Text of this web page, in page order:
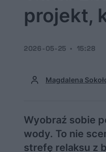
projekt,
Magdalena
2026-05-25 15:28
Wyobraź sobie
wody. To nie
strefę relaksu z